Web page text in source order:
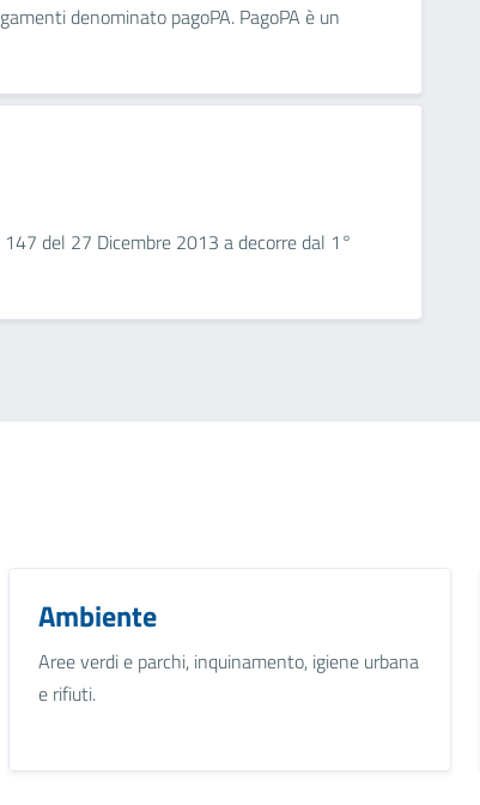
denominato pagoPA. PagoPA è un
del 27 Dicembre 2013 a decorre dal 1°
Ambiente
Aree verdi e parchi, inquinamento, igiene urbana
e rifiuti.